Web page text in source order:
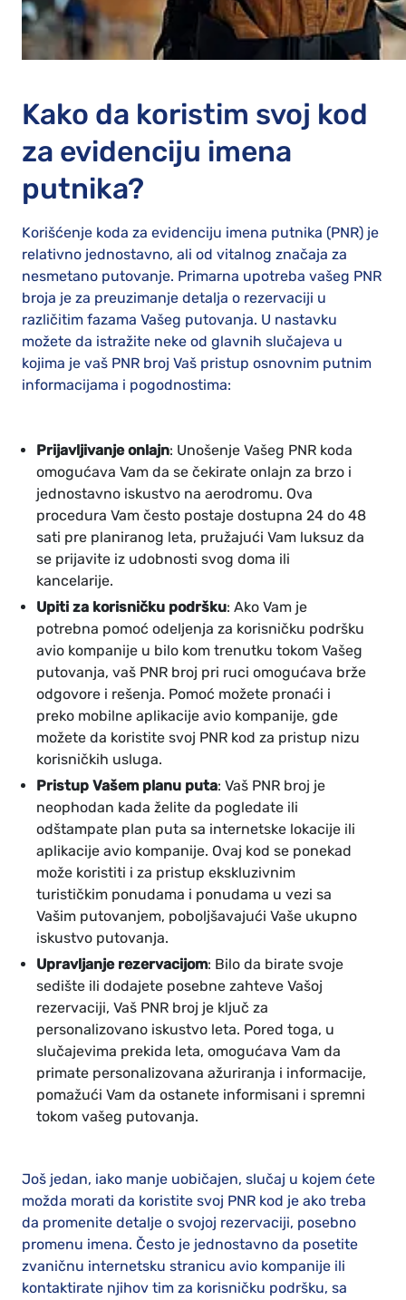
Kako da koristim svoj kod
za evidenciju imena
putnika?
Korišćenje koda za evidenciju imena putnika (PNR) je
relativno jednostavno, ali od vitalnog značaja za
nesmetano putovanje. Primarna upotreba vašeg PNR
broja je za preuzimanje detalja o rezervaciji u
različitim fazama Vašeg putovanja. U nastavku
možete da istražite neke od glavnih slučajeva u
kojima je vaš PNR broj Vaš pristup osnovnim putnim
informacijama i pogodnostima:
Prijavljivanje onlajn: Unošenje Vašeg PNR koda
omogućava Vam da se čekirate onlajn za brzo i
jednostavno iskustvo na aerodromu. Ova
procedura Vam često postaje dostupna 24 do 48
sati pre planiranog leta, pružajući Vam luksuz da
se prijavite iz udobnosti svog doma ili
kancelarije.
Upiti za korisničku podršku: Ako Vam je
potrebna pomoć odeljenja za korisničku podršku
avio kompanije u bilo kom trenutku tokom Vašeg
putovanja, vaš PNR broj pri ruci omogućava brže
odgovore i rešenja. Pomoć možete pronaći i
preko mobilne aplikacije avio kompanije, gde
možete da koristite svoj PNR kod za pristup nizu
korisničkih usluga.
Pristup Vašem planu puta: Vaš PNR broj je
neophodan kada želite da pogledate ili
odštampate plan puta sa internetske lokacije ili
aplikacije avio kompanije. Ovaj kod se ponekad
može koristiti i za pristup ekskluzivnim
turističkim ponudama i ponudama u vezi sa
Vašim putovanjem, poboljšavajući Vaše ukupno
iskustvo putovanja.
Upravljanje rezervacijom: Bilo da birate svoje
sedište ili dodajete posebne zahteve Vašoj
rezervaciji, Vaš PNR broj je ključ za
personalizovano iskustvo leta. Pored toga, u
slučajevima prekida leta, omogućava Vam da
primate personalizovana ažuriranja i informacije,
pomažući Vam da ostanete informisani i spremni
tokom vašeg putovanja.
Još jedan, iako manje uobičajen, slučaj u kojem ćete
možda morati da koristite svoj PNR kod je ako treba
da promenite detalje o svojoj rezervaciji, posebno
promenu imena. Često je jednostavno da posetite
zvaničnu internetsku stranicu avio kompanije ili
kontaktirate njihov tim za korisničku podršku, sa